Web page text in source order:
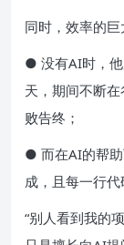
同时，效率的巨
● 没有AI时，
天，期间不断
败告终；
● 而在AI的帮
成，且每一行代
“别人看到我的